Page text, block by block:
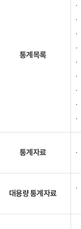
통계목록
통계자료
대용량 통계자료